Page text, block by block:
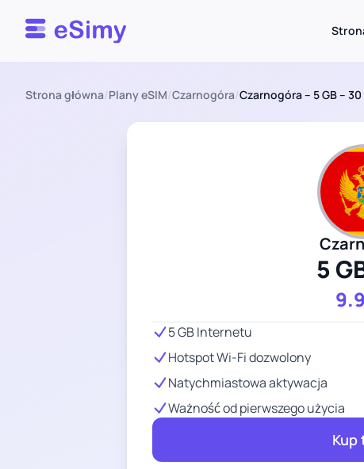
Esimy
Strona główna/Plany eSIM/Czarnogóra/Czarnogóra – 5 GB –
5
5 GB Internetu
Hotspot Wi-Fi dozwolony
Natychmiastowa aktywacja
Ważność od pierwszego użycia
Kup